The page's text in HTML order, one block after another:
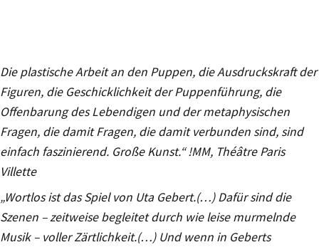
Die plastische Arbeit an den Puppen, die Ausdruckskraft der
Figuren, die Geschicklichkeit der Puppenführung, die
Offenbarung des Lebendigen und der metaphysischen
Fragen, die damit Fragen, die damit verbunden sind, sind
einfach faszinierend. Große Kunst.“ !MM, Théâtre Paris
Villette
„Wortlos ist das Spiel von Uta Gebert.(…) Dafür sind die
Szenen – zeitweise begleitet durch wie leise murmelnde
Musik – voller Zärtlichkeit.(…) Und wenn in Geberts